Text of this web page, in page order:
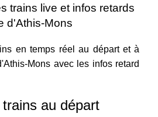
trains live et infos retards
d'Athis-Mons
en temps réel au départ et à
Mons avec les infos retard
au départ